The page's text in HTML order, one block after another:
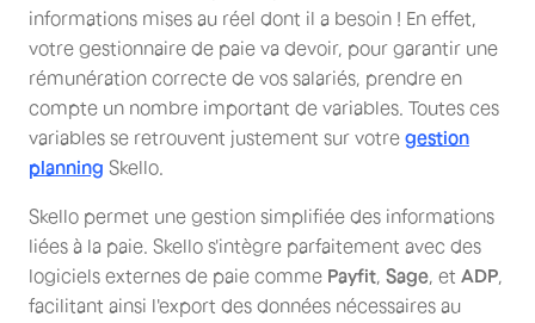
informations mises au réel dont il a besoin ! En effet,
votre gestionnaire de paie va devoir, pour garantir une
rémunération correcte de vos salariés, prendre en
compte un nombre important de variables. Toutes ces
variables se retrouvent justement sur votre gestion
planning Skello.
Skello permet une gestion simplifiée des informations
liées à la paie. Skello s'intègre parfaitement avec des
logiciels externes de paie comme Payfit Sage , et ADP
facilitant ainsi l'export des données nécessaires au